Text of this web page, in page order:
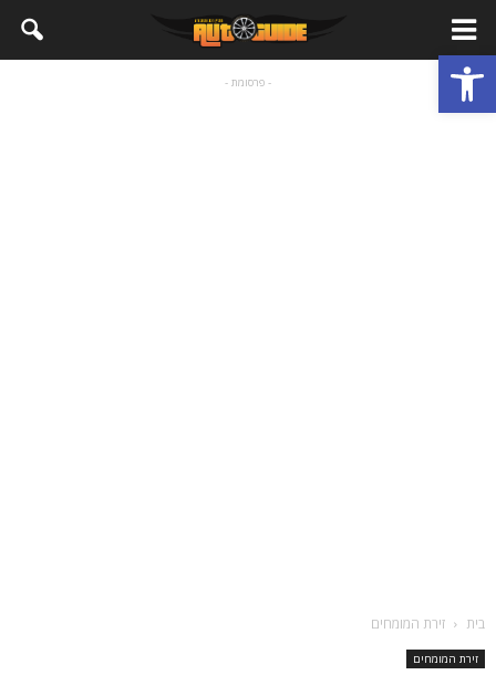
פתח סרגל נגישות - פרסומת -
בית זירת המומחים
זירת המומחים